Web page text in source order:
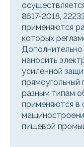
8617-2018,
применяются
которых
наносить
усиленной
прямоугольный
разным типам
применяются в
пищевой